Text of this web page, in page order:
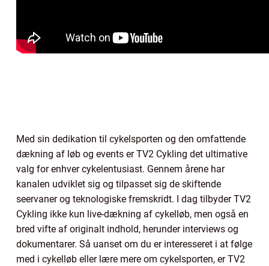
Med sin dedikation til cykelsporten og den omfattende
dækning af løb og events er TV2 Cykling det ultimative
valg for enhver cykelentusiast. Gennem årene har
kanalen udviklet sig og tilpasset sig de skiftende
seervaner og teknologiske fremskridt. I dag tilbyder TV2
Cykling ikke kun live-dækning af cykelløb, men også en
bred vifte af originalt indhold, herunder interviews og
dokumentarer. Så uanset om du er interesseret i at følge
med i cykelløb eller lære mere om cykelsporten, er TV2